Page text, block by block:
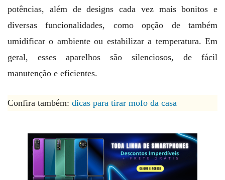
potências, além de designs cada vez mais bonitos e
diversas funcionalidades, como opção de também
umidificar o ambiente ou estabilizar a temperatura. Em
geral, esses aparelhos são silenciosos, de fácil
manutenção e eficientes.
Confira também: dicas para tirar mofo da casa